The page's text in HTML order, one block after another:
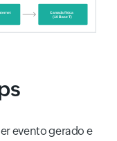
evento gerado e